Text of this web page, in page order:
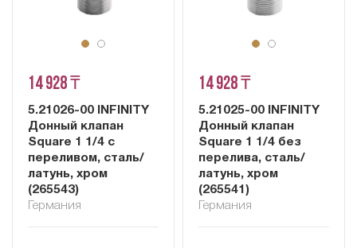
14 928 ₸
5.21026-00 INFINITY
Донный клапан
Square 1 1/4 с
переливом, сталь/
латунь, хром
(265543)
Германия
14 928 ₸
5.21025-00 INFINITY
Донный клапан
Square 1 1/4 без
перелива, сталь/
латунь, хром
(265541)
Германия